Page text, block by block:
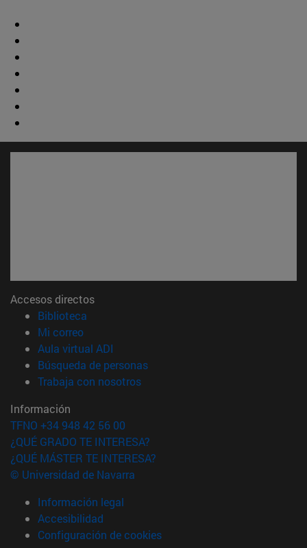
Accesos directos
Biblioteca
Mi correo(abre en nueva ventana)
Aula virtual ADI
Búsqueda de personas(abre en nueva ventana)
Trabaja con nosotros(abre en nueva ventana)
Información
TFNO +34 948 42 56 00
¿QUÉ GRADO TE INTERESA?
¿QUÉ MÁSTER TE INTERESA?
© Universidad de Navarra
Información legal
Accesibilidad
Configuración de cookies